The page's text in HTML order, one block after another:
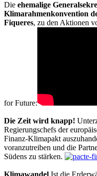
Die ehemalige
Klimarahmenkonvention
Fiqueres, zu den Aktionen
for Future:
Die Zeit wird knapp!
Regierungschefs der
Finanz-Klimapakt
voranzutreiben und die
Südens zu stärken.